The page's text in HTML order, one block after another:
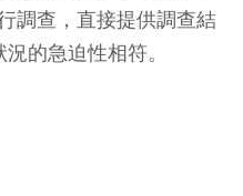
調查，直接提供調查結
的急迫性相符。